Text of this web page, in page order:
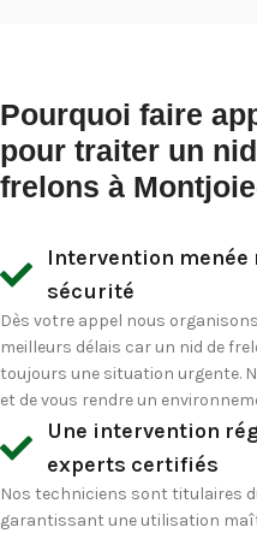
Pourquoi faire
pour traiter un
frelons à
Intervention
sécurité
Dès votre appel nous
meilleurs délais car un nid de
toujours une situation urgente.
et de vous rendre un
Une intervention
experts certifiés
Nos techniciens sont titulaires
garantissant une utilisation